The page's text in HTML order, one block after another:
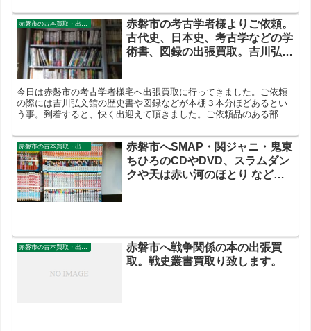
赤磐市の古本買取・出張買取
赤磐市の考古学者様よりご依頼。
古代史、日本史、考古学などの学
術書、図録の出張買取。吉川弘文
今日は赤磐市の考古学者様宅へ出張買取に行ってきました。ご依頼
の際には吉川弘文館の歴史書や図録などが本棚３本分ほどあるとい
う事。到着すると、快く出迎えて頂きました。ご依頼品のある部屋
の...
赤磐市の古本買取・出張買取
赤磐市へSMAP・関ジャニ・鬼束
ちひろのCDやDVD、スラムダン
クや天は赤い河のほとり などの
赤磐市の古本買取・出張買取
赤磐市へ戦争関係の本の出張買
取。戦史叢書買取り致します。